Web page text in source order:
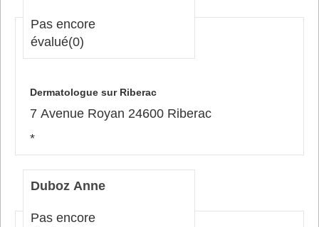
Pas encore
évalué(0)
Dermatologue sur Riberac
7 Avenue Royan 24600 Riberac
*
Duboz Anne
Pas encore